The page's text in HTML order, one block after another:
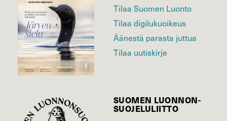
Tilaa Suomen Luonto
Tilaa digilukuoikeus
Äänestä parasta juttua
Tilaa uutiskirje
SUOMEN LUONNON­
SUOJELU­LIITTO